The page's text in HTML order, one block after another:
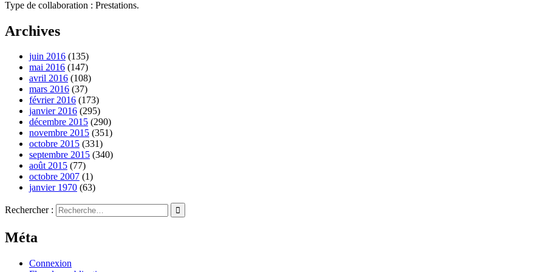
Type de collaboration : Prestations.
Archives
juin 2016 (135)
mai 2016 (147)
avril 2016 (108)
mars 2016 (37)
février 2016 (173)
janvier 2016 (295)
décembre 2015 (290)
novembre 2015 (351)
octobre 2015 (331)
septembre 2015 (340)
août 2015 (77)
octobre 2007 (1)
janvier 1970 (63)
Rechercher :
Méta
Connexion